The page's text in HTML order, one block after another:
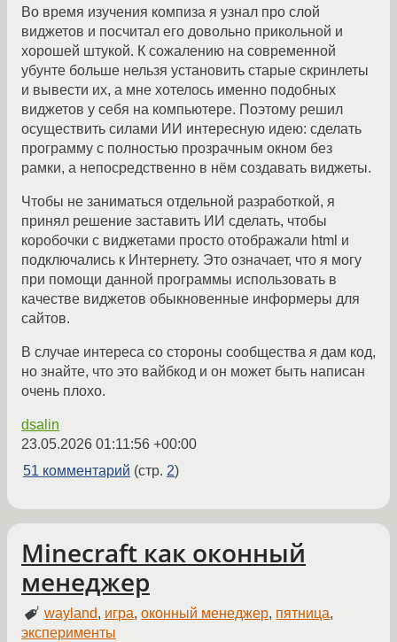
Во время изучения компиза я узнал про слой
виджетов и посчитал его довольно прикольной и
хорошей штукой. К сожалению на современной
убунте больше нельзя установить старые скринлеты
и вывести их, а мне хотелось именно подобных
виджетов у себя на компьютере. Поэтому решил
осуществить силами ИИ интересную идею: сделать
программу с полностью прозрачным окном без
рамки, а непосредственно в нём создавать виджеты.
Чтобы не заниматься отдельной разработкой, я
принял решение заставить ИИ сделать, чтобы
коробочки с виджетами просто отображали html и
подключались к Интернету. Это означает, что я могу
при помощи данной программы использовать в
качестве виджетов обыкновенные информеры для
сайтов.
В случае интереса со стороны сообщества я дам код,
но знайте, что это вайбкод и он может быть написан
очень плохо.
dsalin
23.05.2026 01:11:56 +00:00
51 комментарий (стр. 2)
Minecraft как оконный
менеджер
wayland, игра,оконный менеджер, пятница,
эксперименты